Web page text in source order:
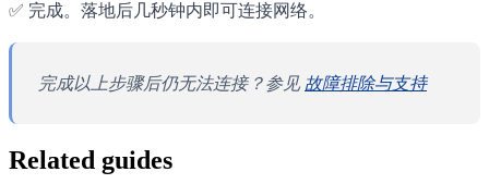
✅ 完成。落地后几秒钟内即可连接网络。
完成以上步骤后仍无法连接？参见 故障排除与支持
Related guides